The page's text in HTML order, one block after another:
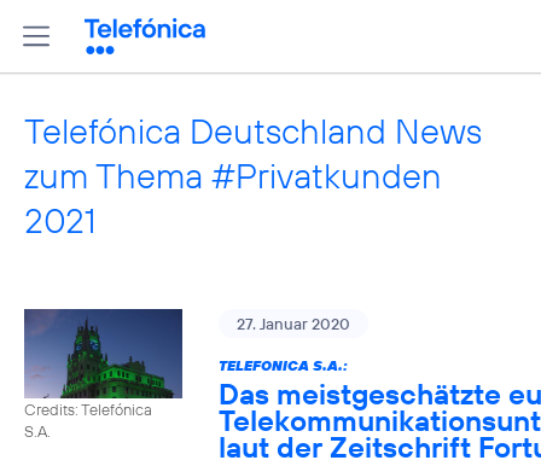
Telefónica Deutschland News
zum Thema #Privatkunden
2021
Credits: Telefónica
S.A.
27. Januar 2020
TELEFONICA S.A.:
Das meistgeschätzte
laut der Zeitschrift